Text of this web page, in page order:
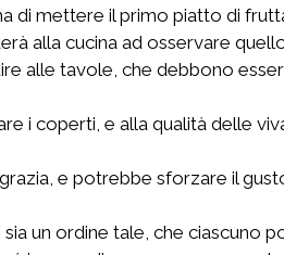
di mettere il primo piatto di
alla cucina ad osservare
alle tavole, che debbono
i coperti, e alla qualità delle
e potrebbe sforzare il
un ordine tale, che ciascuno